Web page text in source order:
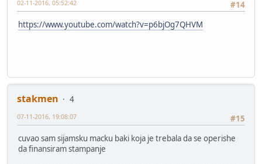
#14
02-11-2016, 05:52:42
https://www.youtube.com/watch?v=p6bjOg7QHVM
stakmen
4
#15
07-11-2016, 19:08:07
cuvao sam sijamsku macku baki koja je trebala da se operishe
da finansiram stampanje